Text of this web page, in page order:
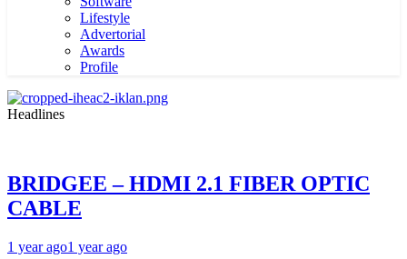
Lifestyle
Advertorial
Awards
Profile
Headlines
BRIDGEE – HDMI 2.1 FIBER OPTIC
CABLE
1 year ago1 year ago